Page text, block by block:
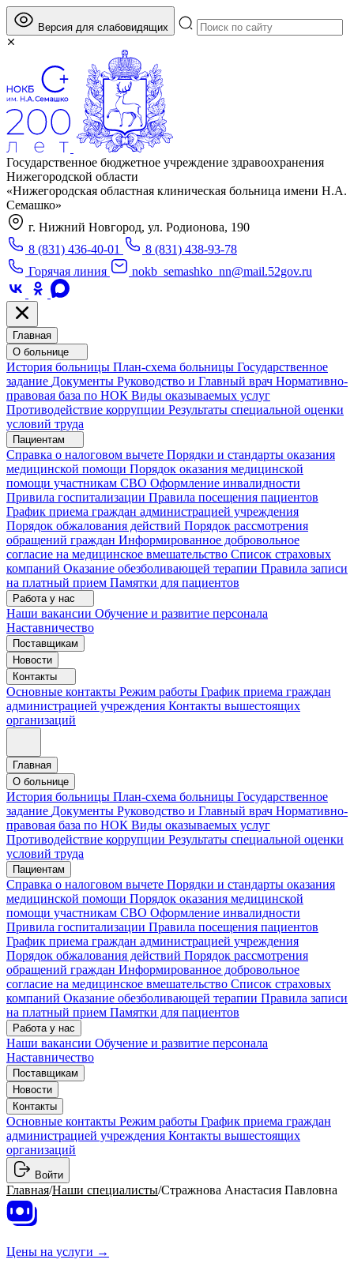
Версия для слабовидящих
Государственное бюджетное учреждение здравоохранения
Нижегородской области
«Нижегородская областная клиническая больница имени Н.А.
Семашко»
г. Нижний Новгород, ул. Родионова, 190
8 (831) 436-40-01
8 (831) 438-93-78
Горячая линия
nokb_semashko_nn@mail.52gov.ru
Главная
О больнице
История больницы План-схема больницы Государственное
задание Документы Руководство и Главный врач Нормативно-
правовая база по НОК Виды оказываемых услуг
Противодействие коррупции Результаты специальной оценки
условий труда
Пациентам
Справка о налоговом вычете Порядки и стандарты оказания
медицинской помощи Порядок оказания медицинской
помощи участникам СВО Оформление инвалидности
Привила госпитализации Правила посещения пациентов
График приема граждан администрацией учреждения
Порядок обжалования действий Порядок рассмотрения
обращений граждан Информированное добровольное
согласие на медицинское вмешательство Список страховых
компаний Оказание обезболивающей терапии Правила записи
на платный прием Памятки для пациентов
Работа у нас
Наши вакансии Обучение и развитие персонала
Наставничество
Поставщикам
Новости
Контакты
Основные контакты Режим работы График приема граждан
администрацией учреждения Контакты вышестоящих
организаций
Главная
О больнице
История больницы План-схема больницы Государственное
задание Документы Руководство и Главный врач Нормативно-
правовая база по НОК Виды оказываемых услуг
Противодействие коррупции Результаты специальной оценки
условий труда
Пациентам
Справка о налоговом вычете Порядки и стандарты оказания
медицинской помощи Порядок оказания медицинской
помощи участникам СВО Оформление инвалидности
Привила госпитализации Правила посещения пациентов
График приема граждан администрацией учреждения
Порядок обжалования действий Порядок рассмотрения
обращений граждан Информированное добровольное
согласие на медицинское вмешательство Список страховых
компаний Оказание обезболивающей терапии Правила записи
на платный прием Памятки для пациентов
Работа у нас
Наши вакансии Обучение и развитие персонала
Наставничество
Поставщикам
Новости
Контакты
Основные контакты Режим работы График приема граждан
администрацией учреждения Контакты вышестоящих
организаций
Войти
Главная/Наши специалисты/Стражнова Анастасия Павловна
Цены на услуги →